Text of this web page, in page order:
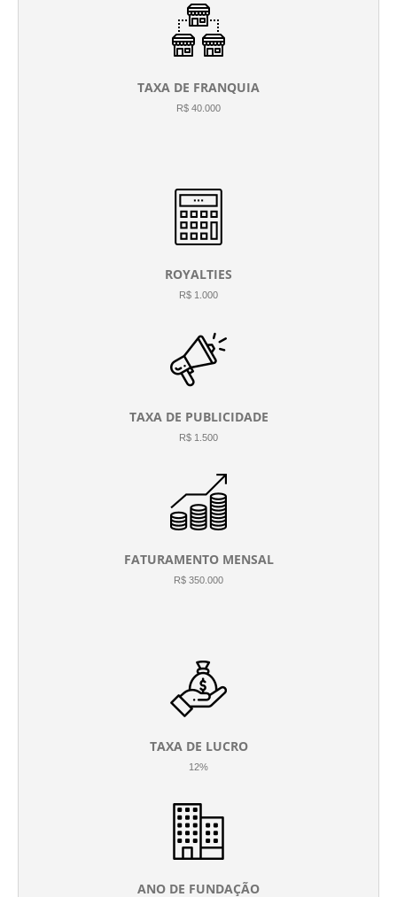
TAXA DE FRANQUIA
R$ 40.000
ROYALTIES
R$ 1.000
TAXA DE PUBLICIDADE
R$ 1.500
FATURAMENTO MENSAL
R$ 350.000
TAXA DE LUCRO
12%
ANO DE FUNDAÇÃO